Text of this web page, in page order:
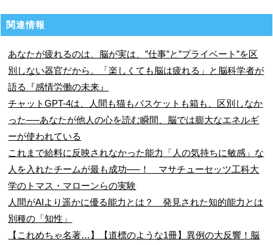
関連情報
あなたが疲れるのは、脳が実は、”仕事”と”プライベート”を区
別しない器官だから。「楽しくても脳は疲れる」と脳科学者が
語る『感情労働の未来』
チャットGPT-4は、人間も猫もバスケットも箱も、区別しなか
った──あなたが他人の心を読む瞬間、脳では膨大なエネルギ
ーが使われている
これまで給料に反映されなかった能力「人の気持ちに敏感」な
人を入れたチームが最も成功──！ マサチューセッツ工科大
学のトマス・マローンらの実験
人間がAIより遥かに優る能力とは？ 発見された知的能力とは
別種の「知性」
【これめちゃ名著…】【道標のような1冊】異例の大反響！脳